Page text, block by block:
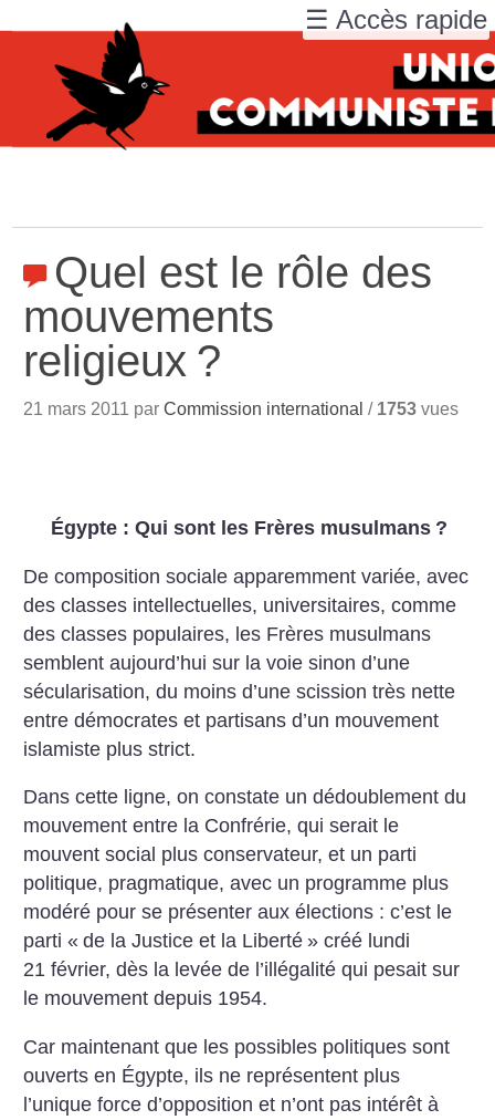
Quel est le rôle des
mouvements
religieux ?
21 mars 2011 parCommission international / 1753 vues
Égypte : Qui sont les Frères musulmans ?
De composition sociale apparemment variée, avec
des classes intellectuelles, universitaires, comme
des classes populaires, les Frères musulmans
semblent aujourd’hui sur la voie sinon d’une
sécularisation, du moins d’une scission très nette
entre démocrates et partisans d’un mouvement
islamiste plus strict.
Dans cette ligne, on constate un dédoublement du
mouvement entre la Confrérie, qui serait le
mouvent social plus conservateur, et un parti
politique, pragmatique, avec un programme plus
modéré pour se présenter aux élections : c’est le
parti « de la Justice et la Liberté » créé lundi
21 février, dès la levée de l’illégalité qui pesait sur
le mouvement depuis 1954.
Car maintenant que les possibles politiques sont
ouverts en Égypte, ils ne représentent plus
l’unique force d’opposition et n’ont pas intérêt à
☰ Accès rapide